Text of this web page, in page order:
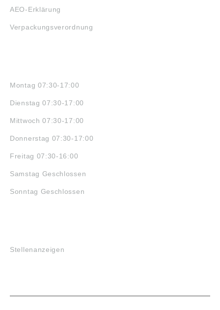
AEO-Erklärung
Verpackungsverordnung
Montag 07:30-17:00
Dienstag 07:30-17:00
Mittwoch 07:30-17:00
Donnerstag 07:30-17:00
Freitag 07:30-16:00
Samstag Geschlossen
Sonntag Geschlossen
Stellenanzeigen